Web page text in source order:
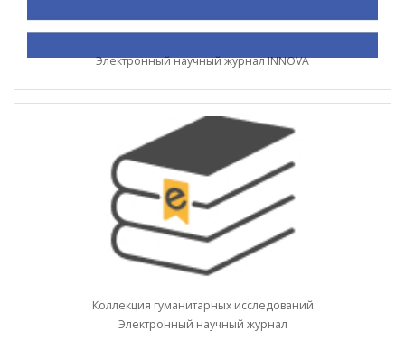
Электронный научный журнал INNOVA
Коллекция гуманитарных исследований
Электронный научный журнал